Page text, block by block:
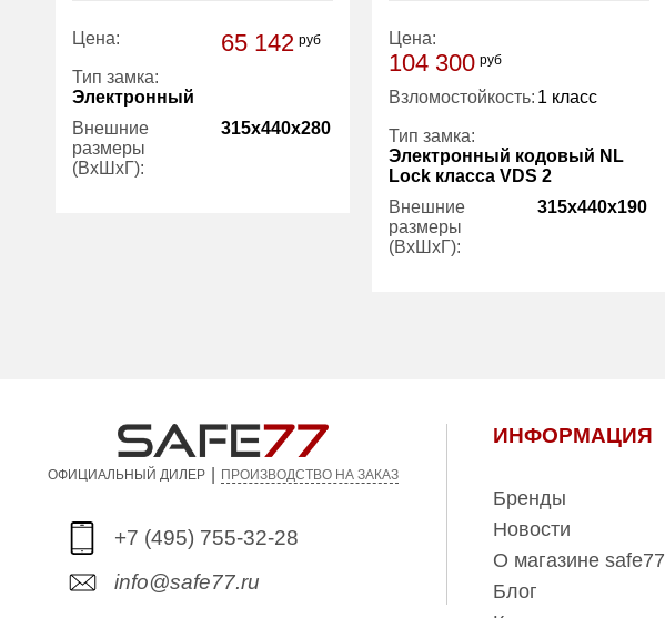
Цена: 65 142 руб
Тип замка:
Электронный
Внешние
размеры
(ВхШхГ):
315x440x280
Цена:
104 300 руб
Взломостойкость: 1 класс
Тип замка:
Электронный кодовый NL
Lock класса VDS 2
Внешние
размеры
(ВхШхГ):
315x440x190
5 лет
ОФИЦИАЛЬНЫЙ ДИЛЕР | ПРОИЗВОДСТВО НА ЗАКАЗ
+7 (495) 755-32-28
info@safe77.ru
ИНФОРМАЦИЯ
Бренды
Новости
О магазине safe77
Блог